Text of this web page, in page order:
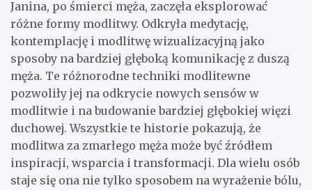
Janina, po śmierci męża, zaczęła eksplorować
różne formy modlitwy. Odkryła medytację,
kontemplację i modlitwę wizualizacyjną jako
sposoby na bardziej głęboką komunikację z duszą
męża. Te różnorodne techniki modlitewne
pozwoliły jej na odkrycie nowych sensów w
modlitwie i na budowanie bardziej głębokiej więzi
duchowej. Wszystkie te historie pokazują, że
modlitwa za zmarłego męża może być źródłem
inspiracji, wsparcia i transformacji. Dla wielu osób
staje się ona nie tylko sposobem na wyrażenie bólu,